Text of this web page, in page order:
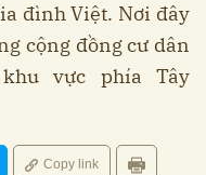
đình Việt. Nơi đây
cộng đồng cư dân
vực phía Tây
Copy link